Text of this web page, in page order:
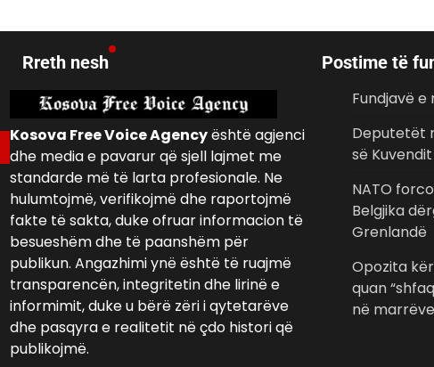
Rreth nesh
Kosova Free Voice Agencyështë agjenci
dhe media e pavarur që sjell lajmet me
standarde më të larta profesionale. Ne
hulumtojmë, verifikojmë dhe raportojmë
fakte të sakta, duke ofruar informacion të
besueshëm dhe të paanshëm për
publikun. Angazhimi ynë është të ruajmë
transparencën, integritetin dhe lirinë e
informimit, duke u bërë zëri i qytetarëve
dhe pasqyra e realitetit në çdo histori që
publikojmë.
Postime të
Fundjavë e
Deputetët
së
NATO
Belgjika
Grenlandë
Opozita
quan
në